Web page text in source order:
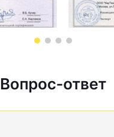
Вопрос-ответ